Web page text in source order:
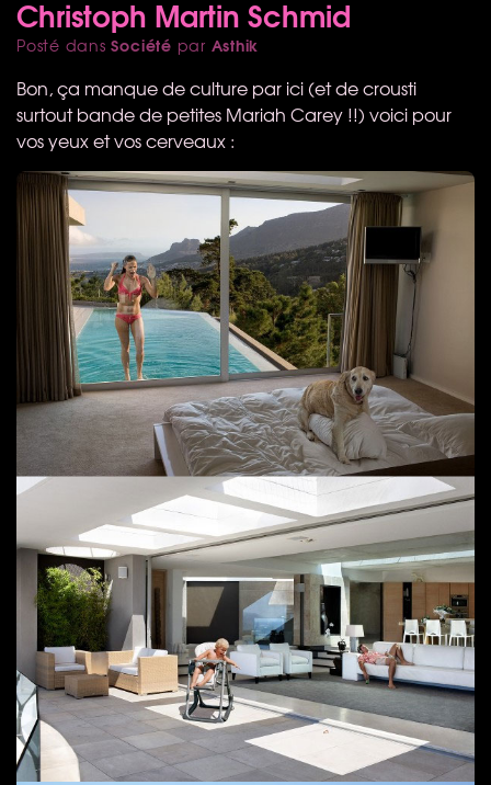
Christoph Martin Schmid
Posté dansSociété par Asthik
Bon, ça manque de culture par ici (et de crousti
surtout bande de petites Mariah Carey !!) voici pour
vos yeux et vos cerveaux :